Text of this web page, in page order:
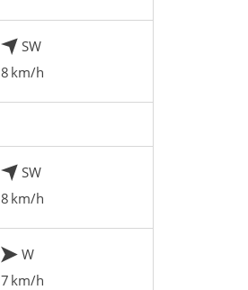
SW
8 km/h
SW
8 km/h
W
7 km/h